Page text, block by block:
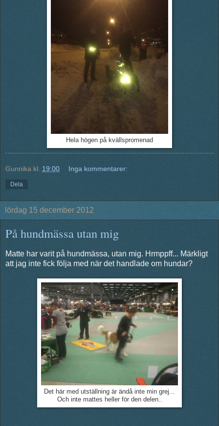
Hela högen på kvällspromenad
Gunnika kl. 19:00 Inga kommentarer:
Dela
lördag 15 december 2012
På hundmässa utan mig
Matte har varit på hundmässa, utan mig. Hrmppff... Märkligt
att jag inte fick följa med när det handlade om hundar?
Det här med utställning är ändå inte min grej...
Och inte mattes heller för den delen..